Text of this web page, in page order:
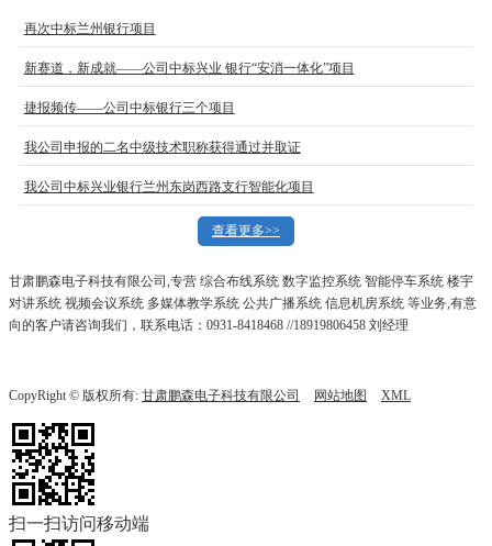
再次中标兰州银行项目
新赛道，新成就——公司中标兴业 银行“安消一体化”项目
捷报频传——公司中标银行三个项目
我公司申报的二名中级技术职称获得通过并取证
我公司中标兴业银行兰州东岗西路支行智能化项目
查看更多>>
甘肃鹏森电子科技有限公司,专营 综合布线系统 数字监控系统 智能停车系统 楼宇
对讲系统 视频会议系统 多媒体教学系统 公共广播系统 信息机房系统 等业务,有意
向的客户请咨询我们，联系电话：0931-8418468 //18919806458 刘经理
CopyRight © 版权所有: 甘肃鹏森电子科技有限公司 网站地图 XML
扫一扫访问移动端